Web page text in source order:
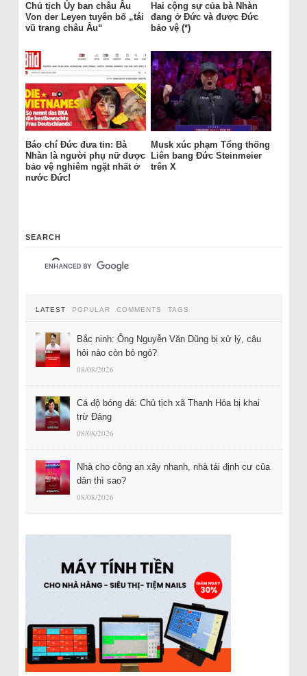
Chủ tịch Ủy ban châu Âu
Von der Leyen tuyên bố „tái
vũ trang châu Âu“
Hai cộng sự của bà Nhàn
đang ở Đức và được Đức
bảo vệ (*)
Báo chí Đức đưa tin: Bà
Nhàn là người phụ nữ được
bảo vệ nghiêm ngặt nhất ở
nước Đức!
Musk xúc phạm Tổng thống
Liên bang Đức Steinmeier
trên X
SEARCH
LATEST POPULAR COMMENTS TAGS
Bắc ninh: Ông Nguyễn Văn Dũng bị xử lý, câu
hỏi nào còn bỏ ngỏ?
08/08/2026
Cá độ bóng đá: Chủ tịch xã Thanh Hóa bị khai
trừ Đảng
08/08/2026
Nhà cho công an xây nhanh, nhà tái định cư của
dân thì sao?
08/08/2026